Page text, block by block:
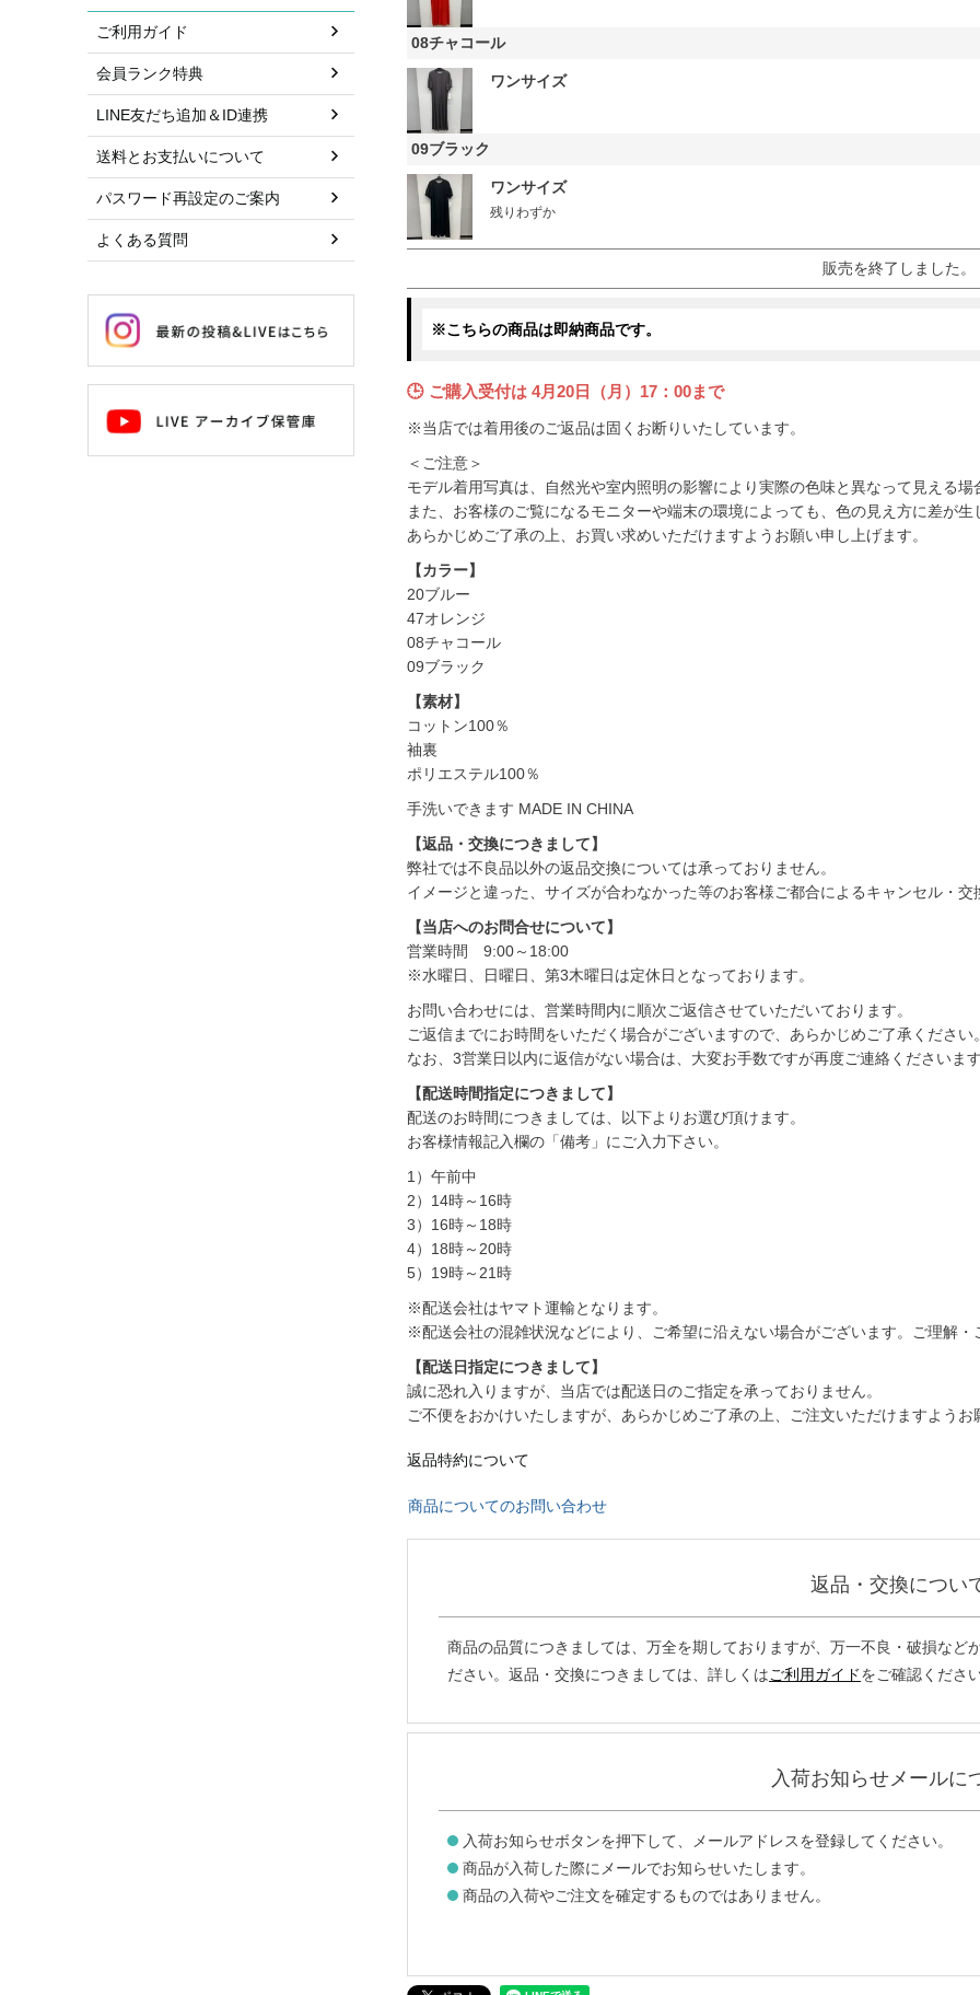
ご利用ガイド
会員ランク特典
LINE友だち追加＆ID連携
送料とお支払いについて
パスワード再設定のご案内
よくある質問
08チャコール
ワンサイズ
09ブラック
ワンサイズ
残りわずか
販売を終了しました。
※こちらの商品は即納商品です。
🕒 ご購入受付は 4月20日（月）17：00まで
※当店では着用後のご返品は固くお断りいたしています。
＜ご注意＞
モデル着用写真は、自然光や室内照明の影響により実際の色味と異なって見える場
また、お客様のご覧になるモニターや端末の環境によっても、色の見え方に差が
あらかじめご了承の上、お買い求めいただけますようお願い申し上げます。
【カラー】
20ブルー
47オレンジ
08チャコール
09ブラック
【素材】
コットン100％
袖裏
ポリエステル100％
手洗いできます MADE IN CHINA
【返品・交換につきまして】
弊社では不良品以外の返品交換については承っておりません。
イメージと違った、サイズが合わなかった等のお客様ご都合によるキャンセル・
【当店へのお問合せについて】
営業時間 9:00～18:00
※水曜日、日曜日、第3木曜日は定休日となっております。
お問い合わせには、営業時間内に順次ご返信させていただいております。
ご返信までにお時間をいただく場合がございますので、あらかじめご了承ください
なお、3営業日以内に返信がない場合は、大変お手数ですが再度ご連絡くださいま
【配送時間指定につきまして】
配送のお時間につきましては、以下よりお選び頂けます。
お客様情報記入欄の「備考」にご入力下さい。
1）午前中
2）14時～16時
3）16時～18時
4）18時～20時
5）19時～21時
※配送会社はヤマト運輸となります。
※配送会社の混雑状況などにより、ご希望に沿えない場合がございます。ご理解
【配送日指定につきまして】
誠に恐れ入りますが、当店では配送日のご指定を承っておりません。
ご不便をおかけいたしますが、あらかじめご了承の上、ご注文いただけますようお
返品特約について
商品についてのお問い合わせ
返品・交換につい
商品の品質につきましては、万全を期しておりますが、万一不良・破損など
ださい。返品・交換につきましては、詳しくはご利用ガイドをご確認くださ
入荷お知らせメールに
入荷お知らせボタンを押下して、メールアドレスを登録してください。
商品が入荷した際にメールでお知らせいたします。
商品の入荷やご注文を確定するものではありません。